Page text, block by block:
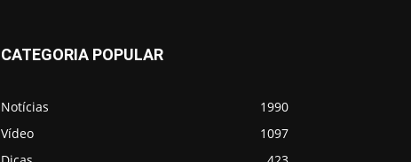
CATEGORIA POPULAR
Notícias
1990
Vídeo
1097